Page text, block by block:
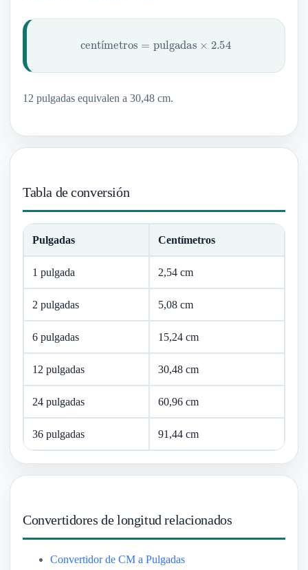
í
centímetros pulgadas× 2.54
12 pulgadas equivalen a 30,48 cm.
Tabla de conversión
Pulgadas Centímetros
1 pulgada 2,54 cm
2 pulgadas 5,08 cm
6 pulgadas 15,24 cm
12 pulgadas 30,48 cm
24 pulgadas 60,96 cm
36 pulgadas 91,44 cm
Convertidores de longitud relacionados
Convertidor de CM a Pulgadas